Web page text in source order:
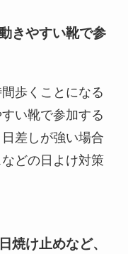
きやすい靴で参
歩くことになる
い靴で参加する
差しが強い場合
どの日よけ対策
焼け止めなど、